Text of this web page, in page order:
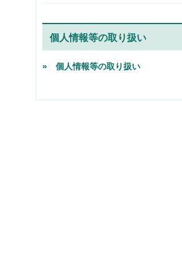
個人情報等の取り扱い
» 個人情報等の取り扱い